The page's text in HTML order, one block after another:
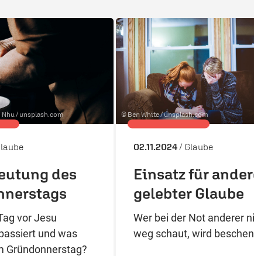
Nhu /unsplash.com
des
vor Jesu
und was
Gründonnerstag?
© Ben White /unsplash.com
02.11.2024/ Glaube
Einsatz für
gelebter Glaube
Wer bei der Not anderer
weg schaut, wird